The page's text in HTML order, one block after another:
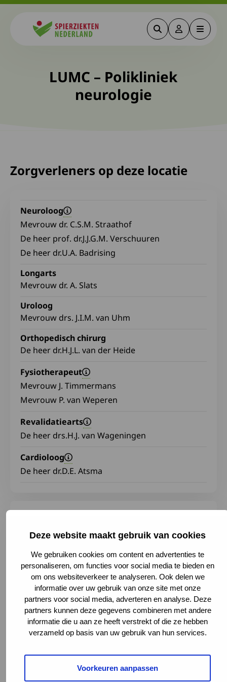
Deze website maakt gebruik van cookies
We gebruiken cookies om content en advertenties te
personaliseren, om functies voor social media te bieden en
om ons websiteverkeer te analyseren. Ook delen we
informatie over uw gebruik van onze site met onze
partners voor social media, adverteren en analyse. Deze
partners kunnen deze gegevens combineren met andere
informatie die u aan ze heeft verstrekt of die ze hebben
verzameld op basis van uw gebruik van hun services.
Voorkeuren aanpassen
ZoekenDeze link
Menu
LUMC – Polikliniek
neurologie
Zorgverleners op deze locatie
Neuroloog
Mevrouw dr. C.S.M. Straathof
De heer prof. dr.J.J.G.M. Verschuuren
De heer dr.U.A. Badrising
Longarts
Mevrouw dr. A. Slats
Uroloog
Mevrouw drs. J.I.M. van Uhm
Orthopedisch chirurg
De heer dr.H.J.L. van der Heide
Fysiotherapeut
Mevrouw J. Timmermans
Mevrouw P. van Weperen
Revalidatiearts
De heer drs.H.J. van Wageningen
Cardioloog
De heer dr.D.E. Atsma
Netherlands